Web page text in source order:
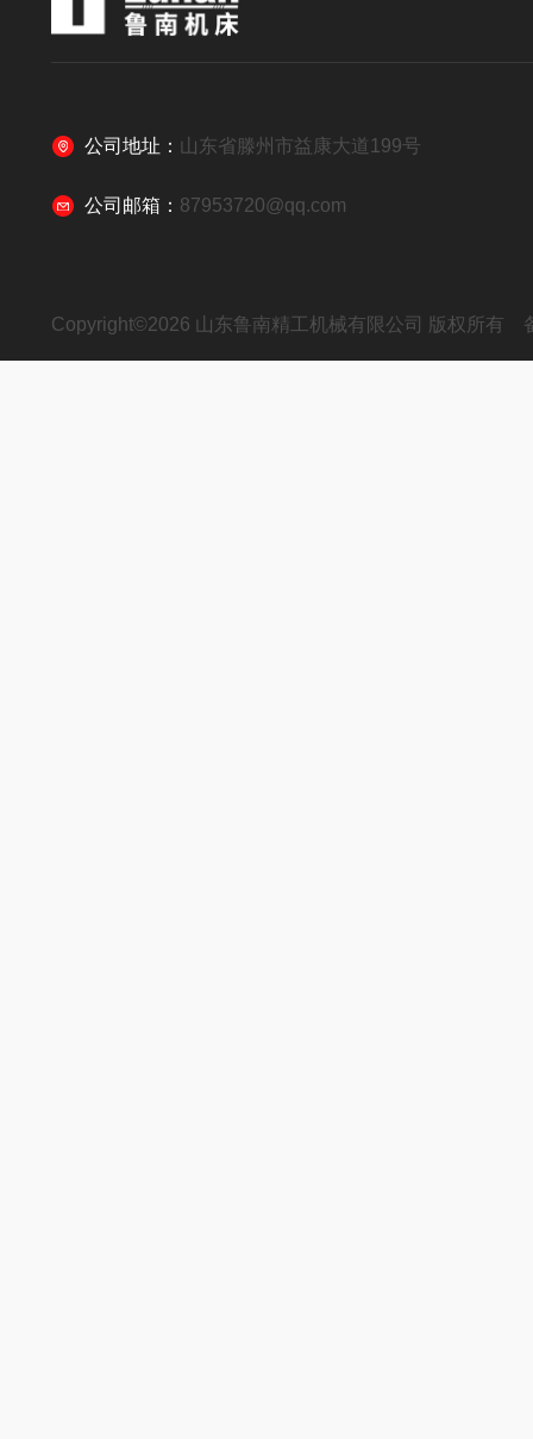
公司地址： 山东省滕州市益康大道199号
公司邮箱： 87953720@qq.com
Copyright©2026 山东鲁南精工机械有限公司 版权所有